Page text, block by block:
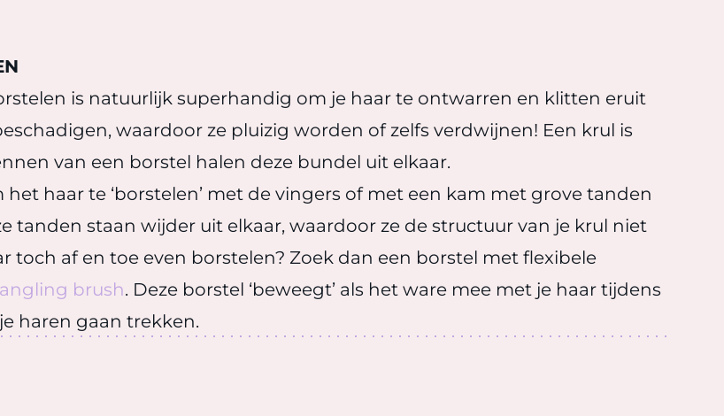
is natuurlijk superhandig om je haar te ontwarren en klitten eruit
waardoor ze pluizig worden of zelfs verdwijnen! Een krul is
van een borstel halen deze bundel uit elkaar.
haar te ‘borstelen’ met de vingers of met een kam met grove tanden
tanden staan wijder uit elkaar, waardoor ze de structuur van je krul niet
toch af en toe even borstelen? Zoek dan een borstel met flexibele
brush. Deze borstel ‘beweegt’ als het ware mee met je haar tijdens
haren gaan trekken.